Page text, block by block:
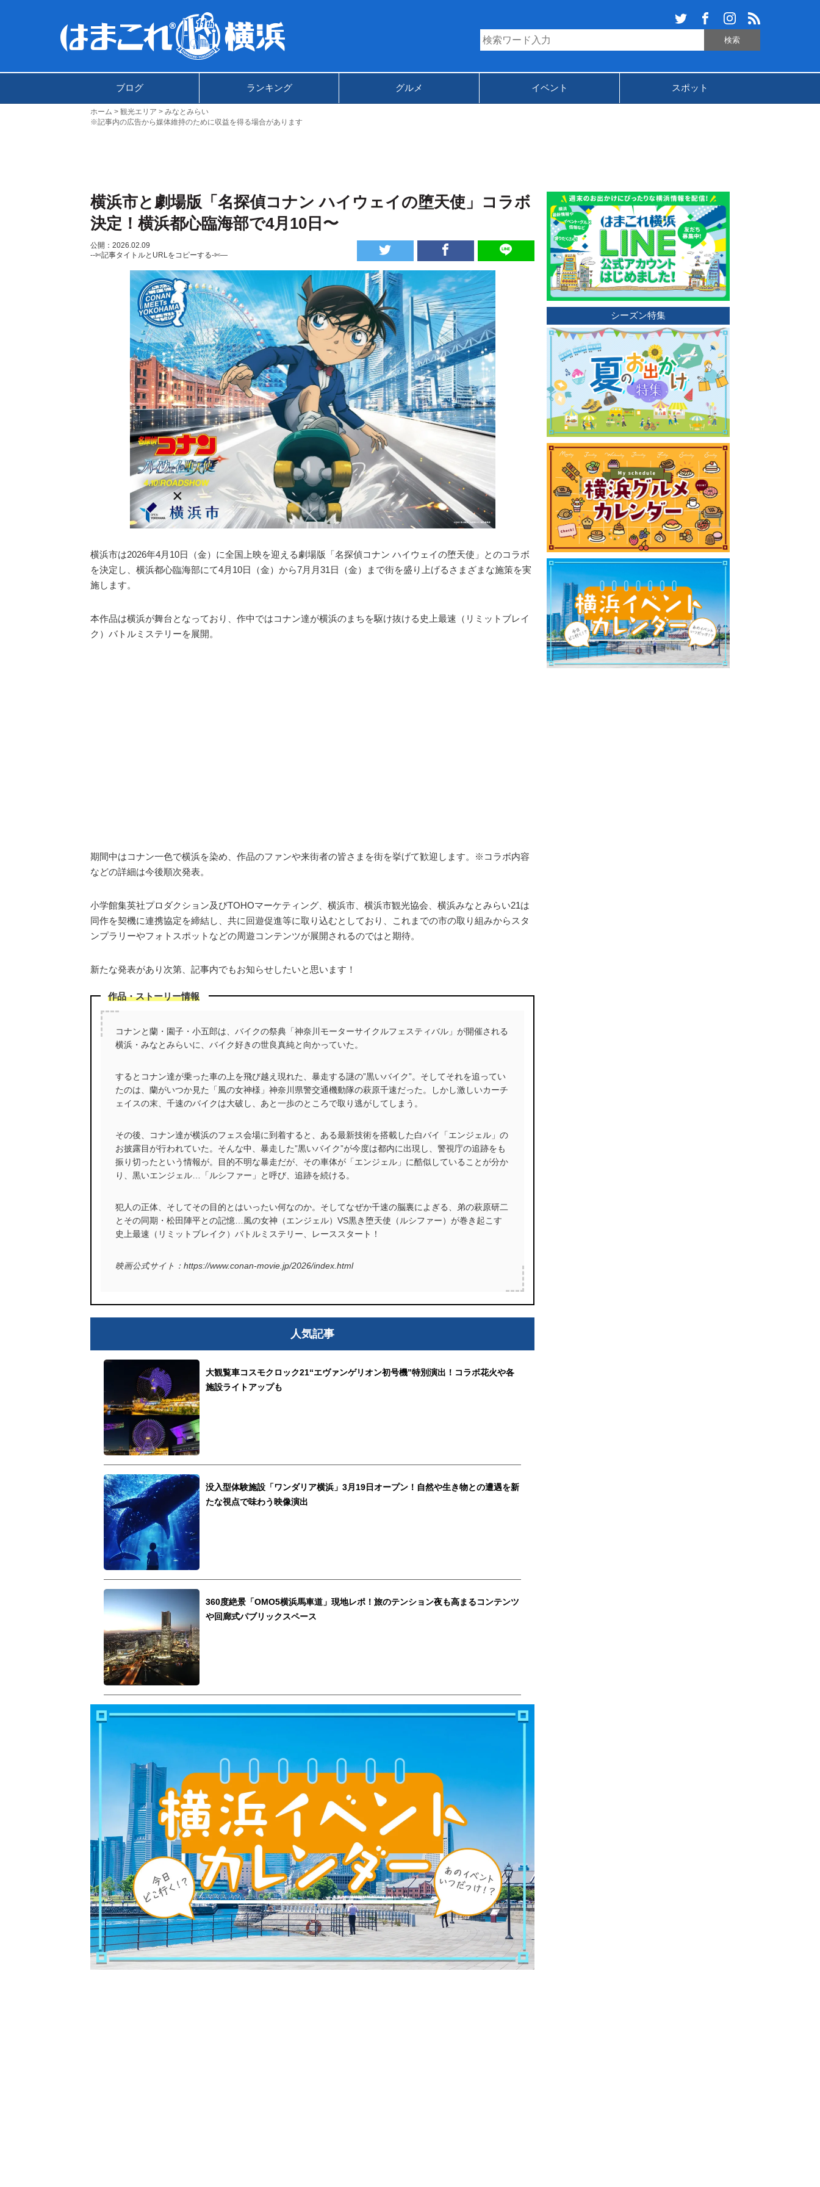
ブログ ランキング グルメ イベント スポット
ホーム 観光エリア
みなとみらい
※記事内の広告から媒体維持のために収益を得る場合があります
横浜市と劇場版「名探偵コナン ハイウェイの堕天使」コラボ
決定！横浜都心臨海部で4月10日〜
公開：2026.02.09
--✄記事タイトルとURLをコピーする-✄—
横浜市は2026年4月10日（金）に全国上映を迎える劇場版「名探偵コナン ハイウェイの堕天使」とのコラボ
を決定し、横浜都心臨海部にて4月10日（金）から7月月31日（金）まで街を盛り上げるさまざまな施策を実
施します。
本作品は横浜が舞台となっており、作中ではコナン達が横浜のまちを駆け抜ける史上最速（リミットブレイ
ク）バトルミステリーを展開。
期間中はコナン一色で横浜を染め、作品のファンや来街者の皆さまを街を挙げて歓迎します。※コラボ内容
などの詳細は今後順次発表。
小学館集英社プロダクション及びTOHOマーケティング、横浜市、横浜市観光協会、横浜みなとみらい21は
同作を契機に連携協定を締結し、共に回遊促進等に取り込むとしており、これまでの市の取り組みからスタ
ンプラリーやフォトスポットなどの周遊コンテンツが展開されるのではと期待。
新たな発表があり次第、記事内でもお知らせしたいと思います！
作品・ストーリー情報
コナンと蘭・園子・小五郎は、バイクの祭典「神奈川モーターサイクルフェスティバル」が開催される
横浜・みなとみらいに、バイク好きの世良真純と向かっていた。
するとコナン達が乗った車の上を飛び越え現れた、暴走する謎の”黒いバイク”。そしてそれを追ってい
たのは、蘭がいつか見た「風の女神様」神奈川県警交通機動隊の萩原千速だった。しかし激しいカーチ
ェイスの末、千速のバイクは大破し、あと一歩のところで取り逃がしてしまう。
その後、コナン達が横浜のフェス会場に到着すると、ある最新技術を搭載した白バイ「エンジェル」の
お披露目が行われていた。そんな中、暴走した”黒いバイク”が今度は都内に出現し、警視庁の追跡をも
振り切ったという情報が。目的不明な暴走だが、その車体が「エンジェル」に酷似していることが分か
り、黒いエンジェル…「ルシファー」と呼び、追跡を続ける。
犯人の正体、そしてその目的とはいったい何なのか。そしてなぜか千速の脳裏によぎる、弟の萩原研二
とその同期・松田陣平との記憶…風の女神（エンジェル）VS黒き堕天使（ルシファー）が巻き起こす
史上最速（リミットブレイク）バトルミステリー、レーススタート！
映画公式サイト：https://www.conan-movie.jp/2026/index.html
人気記事
大観覧車コスモクロック21“エヴァンゲリオン初号機”特別演出！コラボ花火や各
施設ライトアップも
没入型体験施設「ワンダリア横浜」3月19日オープン！自然や生き物との遭遇を新
たな視点で味わう映像演出
360度絶景「OMO5横浜馬車道」現地レポ！旅のテンション夜も高まるコンテンツ
や回廊式パブリックスペース
シーズン特集